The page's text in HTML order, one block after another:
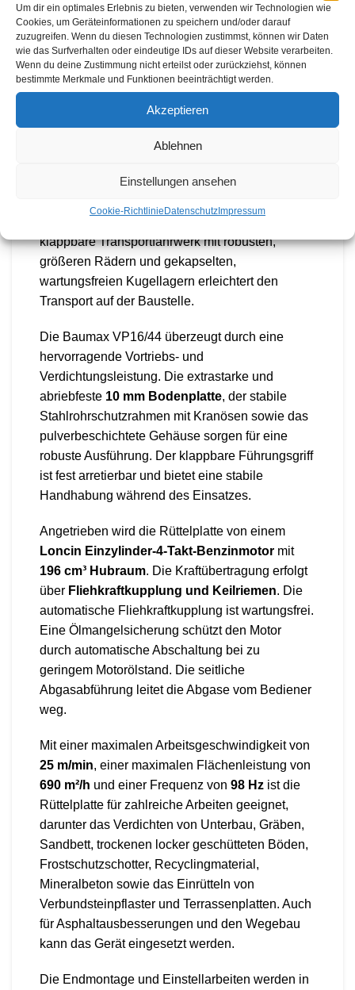
Um dir ein optimales Erlebnis zu bieten, verwenden wir Technologien wie
Cookies, um Geräteinformationen zu speichern und/oder darauf
zuzugreifen. Wenn du diesen Technologien zustimmst, können wir Daten
wie das Surfverhalten oder eindeutige IDs auf dieser Website verarbeiten.
Wenn du deine Zustimmung nicht erteilst oder zurückziehst, können
bestimmte Merkmale und Funktionen beeinträchtigt werden.
Akzeptieren
Ablehnen
Einstellungen ansehen
Cookie-Richtlinie Datenschutz Impressum
Zentrifugalkraft von 20 kNund einer
Motorleistung von4,8 kW / 6,5 PSeignet sich die
Rüttelplatte für vielseitige Einsätze im Garten-,
Landschafts- und Baubereich.
Das Gerät wird inklusive
originaler
die speziell für Rüttelplatten ausgelegt ist.
sich der Loncin-Standardluftfilter befindet.
klappbare Transportfahrwerk mit robusten,
größeren Rädern und gekapselten,
wartungsfreien Kugellagern erleichtert den
Transport auf der Baustelle.
Die Baumax VP16/44 überzeugt durch eine
hervorragende Vortriebs- und
Verdichtungsleistung. Die extrastarke und
abriebfeste 10 mm Bodenplatte, der stabile
Stahlrohrschutzrahmen mit Kranösen sowie das
pulverbeschichtete Gehäuse sorgen für eine
robuste Ausführung. Der klappbare Führungsgriff
ist fest arretierbar und bietet eine stabile
Handhabung während des Einsatzes.
Angetrieben wird die Rüttelplatte von einem
Loncin Einzylinder-4-Takt-Benzinmotor mit
196 cm³ Hubraum. Die Kraftübertragung erfolgt
über Fliehkraftkupplung und Keilriemen. Die
automatische Fliehkraftkupplung ist wartungsfrei.
Eine Ölmangelsicherung schützt den Motor
durch automatische Abschaltung bei zu
geringem Motorölstand. Die seitliche
Abgasabführung leitet die Abgase vom Bediener
weg.
Mit einer maximalen Arbeitsgeschwindigkeit von
25 m/min, einer maximalen Flächenleistung von
690 m²/h und einer Frequenz von 98 Hz ist die
Rüttelplatte für zahlreiche Arbeiten geeignet,
darunter das Verdichten von Unterbau, Gräben,
Sandbett, trockenen locker geschütteten Böden,
Frostschutzschotter, Recyclingmaterial,
Mineralbeton sowie das Einrütteln von
Verbundsteinpflaster und Terrassenplatten. Auch
für Asphaltausbesserungen und den Wegebau
kann das Gerät eingesetzt werden.
Die Endmontage und Einstellarbeiten werden in